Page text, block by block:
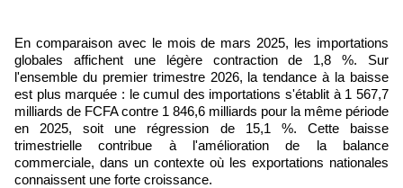
En comparaison avec le mois de mars 2025, les importations
globales affichent une légère contraction de 1,8 %. Sur
l'ensemble du premier trimestre 2026, la tendance à la baisse
est plus marquée : le cumul des importations s'établit à 1 567,7
milliards de FCFA contre 1 846,6 milliards pour la même période
en 2025, soit une régression de 15,1 %. Cette baisse
trimestrielle contribue à l'amélioration de la balance
commerciale, dans un contexte où les exportations nationales
connaissent une forte croissance.